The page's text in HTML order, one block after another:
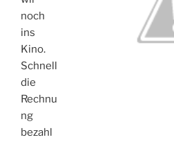
noch
ins
Kino.
Schnell
die
Rechnu
ng
bezahl